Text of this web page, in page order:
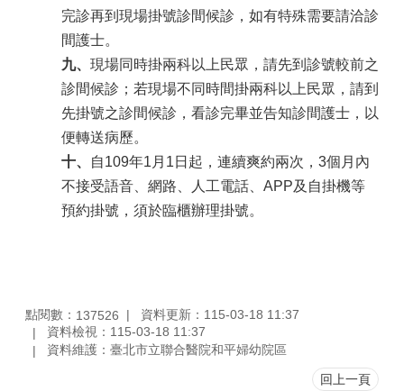
完診再到現場掛號診間候診，如有特殊需要請洽診
間護士。
九、 現場同時掛兩科以上民眾，請先到診號較前之
診間候診；若現場不同時間掛兩科以上民眾，請到
先掛號之診間候診，看診完畢並告知診間護士，以
便轉送病歷。
十、
自109年1月1日起，連續爽約兩次，3個月內
不接受語音、網路、人工電話、APP及自掛機等
預約掛號，須於臨櫃辦理掛號。
點閱數： 137526
資料更新：115-03-18 11:37
資料檢視：115-03-18 11:37
資料維護：臺北市立聯合醫院和平婦幼院區
回上一頁